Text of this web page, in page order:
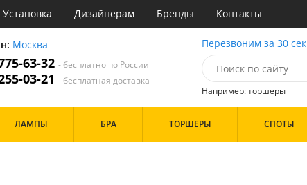
Установка Дизайнерам Бренды Контакты
Москва
63-32- бесплатно по России
03-21- бесплатная доставка
Перезвоним за 30 сек
Например: торшеры
ЛАМПЫ БРА ТОРШЕРЫ СПОТЫ